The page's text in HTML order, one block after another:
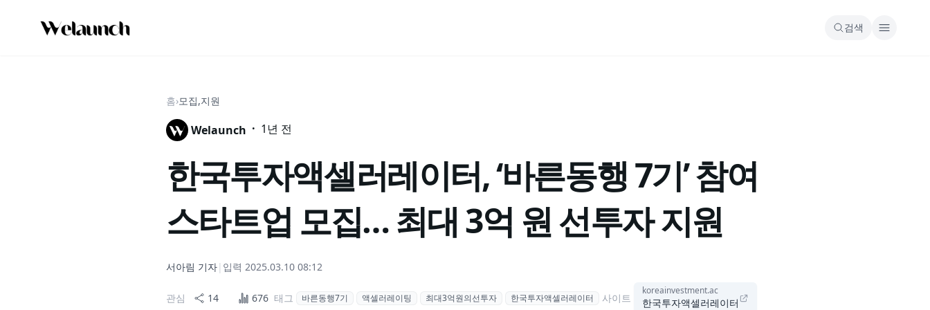
검색
홈›모집,지원
Welaunch · 1년 전
한국투자액셀러레이터, ‘바른동행 7기’ 참여
스타트업 모집… 최대 3억 원 선투자 지원
서아림 기자| 입력 2025.03.10 08:12
관심 14 676 태그 바른동행7기 액셀러레이팅 최대3억원의선투자 한국투자액셀러레이터 사이트
koreainvestment.ac
한국투자액셀러레이터